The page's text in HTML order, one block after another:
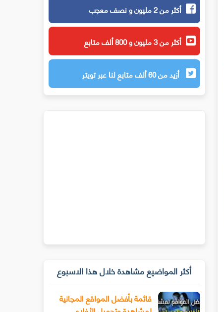
أكثر من 2 مليون و نصف معجب
أكثر من 3 مليون و 800 ألف متابع
أزيد من 60 ألف متابع لنا عبر تويتر
أكثر المواضيع مشاهدة خلال هذا الاسبوع
قائمة بأفضل المواقع المجانية